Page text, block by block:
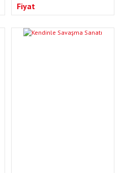
Fiyat